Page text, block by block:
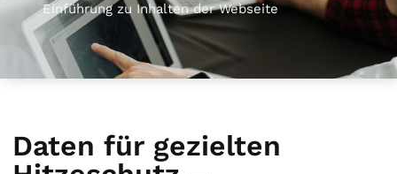
Einführung zu Inhalten der Webseite
Daten für gezielten